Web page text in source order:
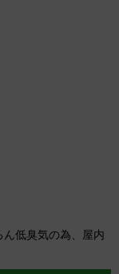
低臭気の為、屋内